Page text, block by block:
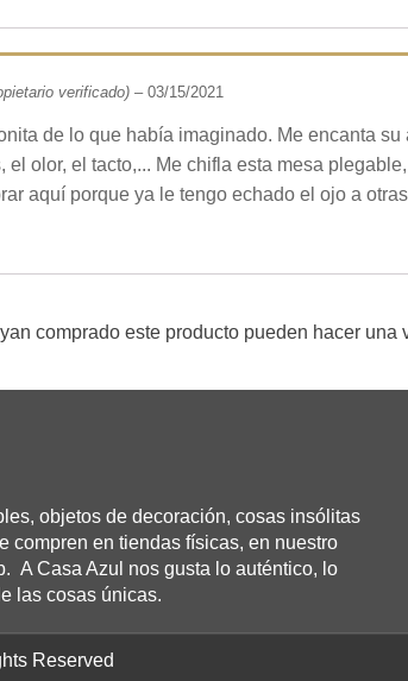
verificado) – 03/15/2021
de lo que había imaginado. Me encanta
el olor, el tacto,... Me chifla esta mesa
aquí porque ya le tengo echado el ojo a
comprado este producto pueden hacer una
objetos de decoración, cosas insólitas
compren en tiendas físicas, en nuestro
A Casa Azul nos gusta lo auténtico, lo
las cosas únicas.
Reserved